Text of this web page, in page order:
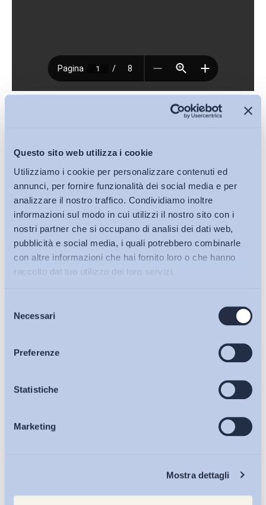
Questo sito web utilizza i cookie
Utilizziamo i cookie per personalizzare contenuti ed
annunci, per fornire funzionalità dei social media e per
analizzare il nostro traffico. Condividiamo inoltre
informazioni sul modo in cui utilizzi il nostro sito con i
nostri partner che si occupano di analisi dei dati web,
pubblicità e social media, i quali potrebbero combinarle
con altre informazioni che hai fornito loro o che hanno
raccolto dal tuo utilizzo dei loro servizi.
delNecessari
Preferenze
Statistiche
Marketing
Mostra dettagli
Bollettini ADAPT
Articoli
Osservatori
Eventi
Condividi su:
Iscriviti alla Newsletter